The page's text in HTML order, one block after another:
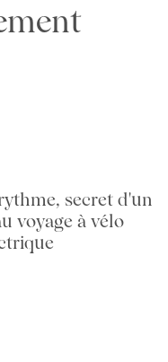
secret d'un
voyage à vélo